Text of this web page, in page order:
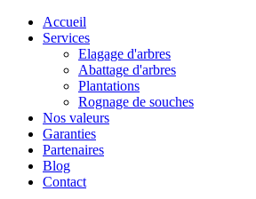
Accueil
Services
Elagage d'arbres
Abattage d'arbres
Plantations
Rognage de souches
Nos valeurs
Garanties
Partenaires
Blog
Contact